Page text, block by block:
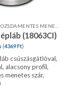
(18063CI)
(4369Ft)
csúszásgátlóval,
alacsony profil,
menetes szár,